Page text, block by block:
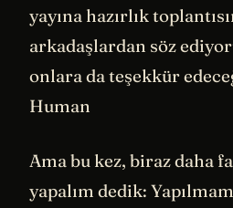
yayına hazırlık
arkadaşlardan söz
onlara da teşekkür
Human
Ama bu kez, biraz daha
yapalım dedik: